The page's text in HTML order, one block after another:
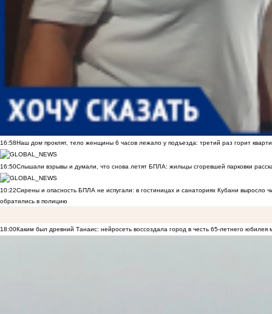
16:58Наш дом проклят, тело женщины 6 часов лежало у подъезда: третий раз горит
16:50Слышали взрывы и думали, что снова летят БПЛА: жильцы сгоревшей парковки
10:22Сирены и опасность БПЛА не испугали: в гостиницах и санаториях Кубани выросло
обратились в полицию
18:00Каким был древний Танаис: нейросеть воссоздала город в честь 65-летнего юбилея